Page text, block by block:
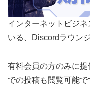
インターネットビジ
いる、Discordラウン
有料会員の方のみに
での投稿も閲覧可能で